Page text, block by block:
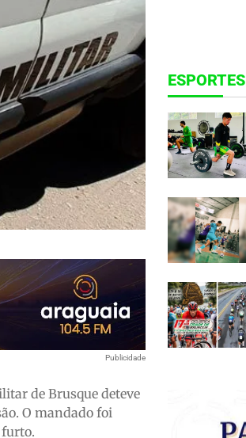
Publicidade
de Brusque deteve
O mandado foi
furto.
ESPORTES